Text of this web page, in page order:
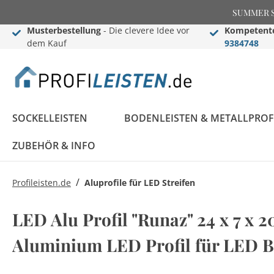
SUMMER
Musterbestellung - Die clevere Idee vor
dem Kauf
9384748
SOCKELLEISTEN BODENLEISTEN &
ZUBEHÖR & INFO
Konfigurator
Ausgleichsprofile
Abschlussprofile
Komplettprogramm
Komplettprogramm
LED Sockelleisten
Sockelleisten ABC
Stuckleisten ABC
Profileisten.de / Aluprofile für LED Streifen
LED Alu Profil "Runaz" 24 x 7 x
Aluminium LED Profil für LED